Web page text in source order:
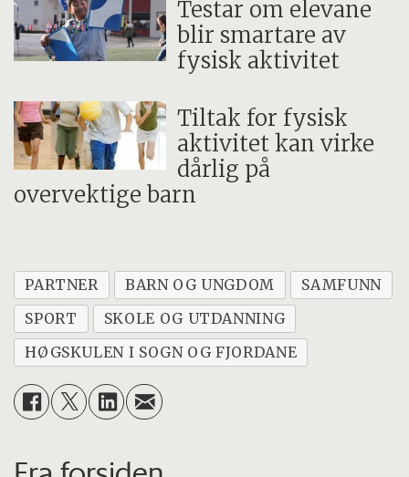
Testar om elevane
blir smartare av
fysisk aktivitet
Tiltak for fysisk
aktivitet kan virke
dårlig på
overvektige barn
PARTNER BARN OG UNGDOM
SAMFUNN
SPORT
SKOLE OG UTDANNING
HØGSKULEN I SOGN OG FJORDANE